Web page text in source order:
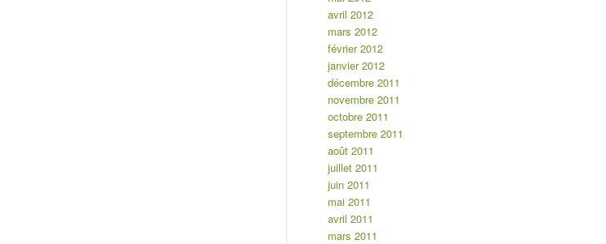
avril 2012
mars 2012
février 2012
janvier 2012
décembre 2011
novembre 2011
octobre 2011
septembre 2011
août 2011
juillet 2011
juin 2011
mai 2011
avril 2011
mars 2011